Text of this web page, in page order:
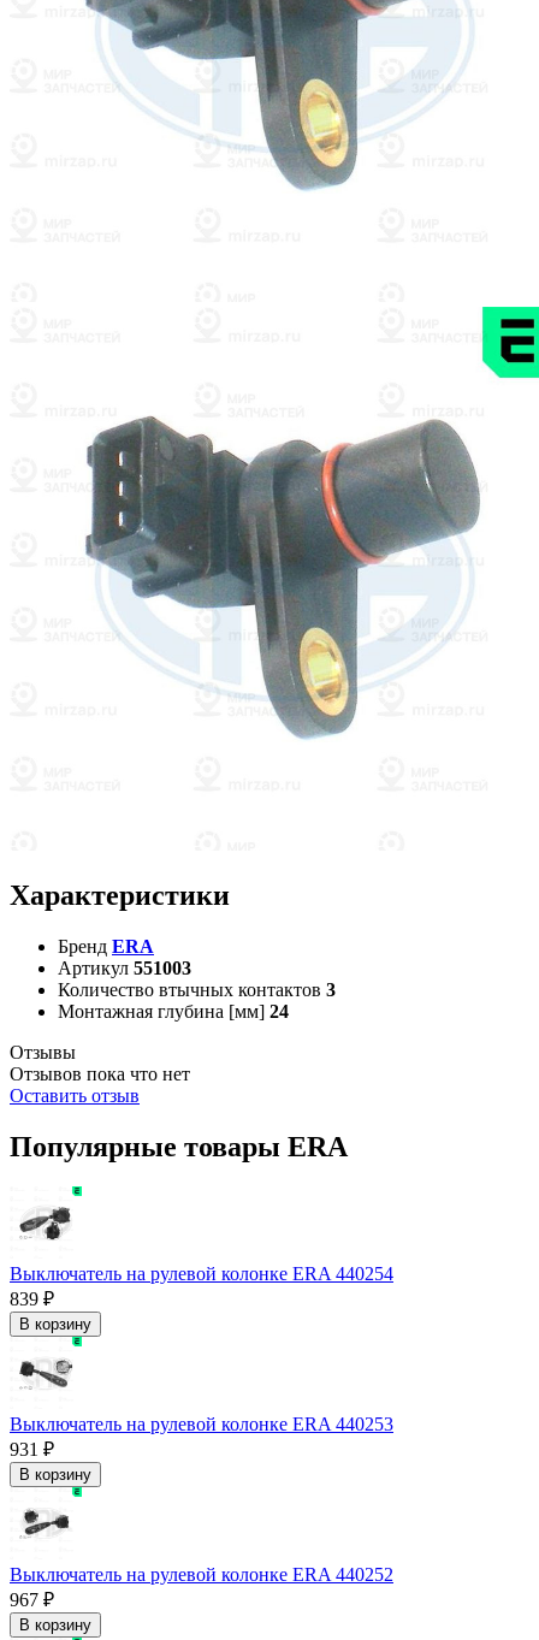
Характеристики
Бренд ERA
Артикул 551003
Количество втычных контактов 3
Монтажная глубина [мм] 24
Отзывы
Отзывов пока что нет
Оставить отзыв
Популярные товары ERA
Выключатель на рулевой колонке ERA 440254
839 ₽
В корзину
Выключатель на рулевой колонке ERA 440253
931 ₽
В корзину
Выключатель на рулевой колонке ERA 440252
967 ₽
В корзину